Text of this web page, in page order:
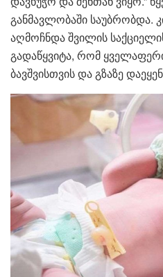
განმავლობაში საუბრობდა.
აღმოჩნდა შვილის
გადაწყვიტა, რომ
ბავშვისთვის და გზაზე